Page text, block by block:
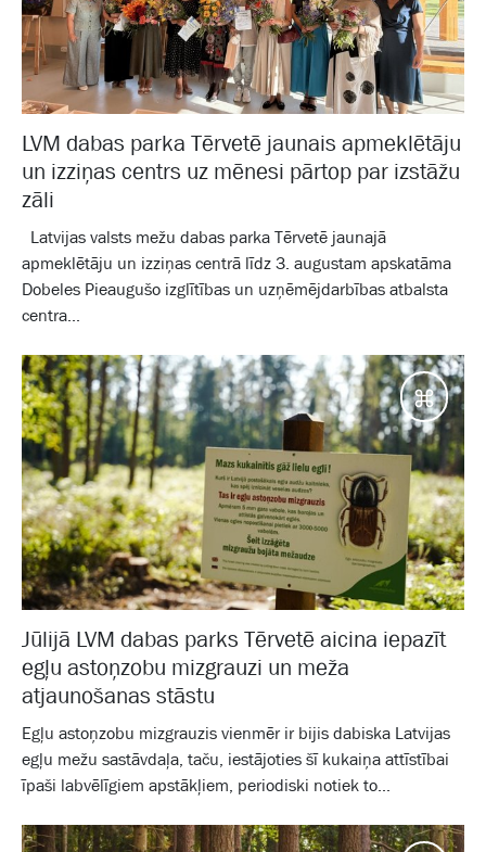
LVM dabas parka Tērvetē jaunais apmeklētāju
un izziņas centrs uz mēnesi pārtop par izstāžu
zāli
Latvijas valsts mežu dabas parka Tērvetē jaunajā
apmeklētāju un izziņas centrā līdz 3. augustam apskatāma
Dobeles Pieaugušo izglītības un uzņēmējdarbības atbalsta
centra...
Jūlijā LVM dabas parks Tērvetē aicina iepazīt
egļu astoņzobu mizgrauzi un meža
atjaunošanas stāstu
Egļu astoņzobu mizgrauzis vienmēr ir bijis dabiska Latvijas
egļu mežu sastāvdaļa, taču, iestājoties šī kukaiņa attīstībai
īpaši labvēlīgiem apstākļiem, periodiski notiek to...